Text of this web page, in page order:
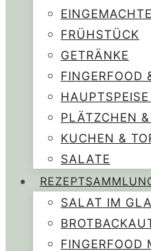
FRÜHSTÜCK
GETRÄNKE
FINGERFOOD
PLÄTZCHEN &
KUCHEN &
SALATE
SALAT IM
FINGERFOOD